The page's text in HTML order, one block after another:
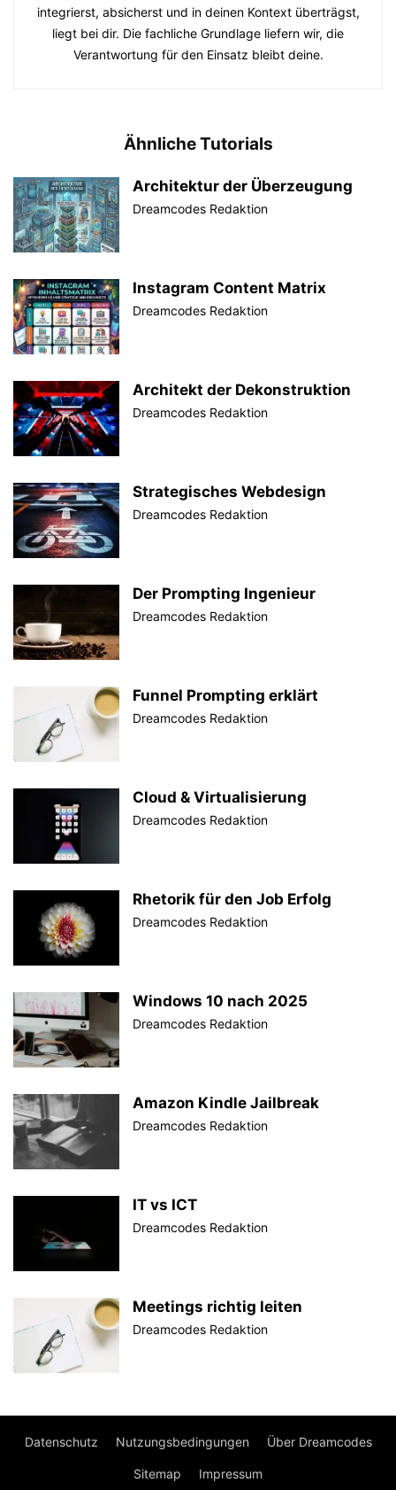
integrierst, absicherst und in deinen Kontext überträgst,
liegt bei dir. Die fachliche Grundlage liefern wir, die
Verantwortung für den Einsatz bleibt deine.
Ähnliche Tutorials
Architektur der Überzeugung
Dreamcodes Redaktion
Instagram Content Matrix
Dreamcodes Redaktion
Architekt der Dekonstruktion
Dreamcodes Redaktion
Strategisches Webdesign
Dreamcodes Redaktion
Der Prompting Ingenieur
Dreamcodes Redaktion
Funnel Prompting erklärt
Dreamcodes Redaktion
Cloud & Virtualisierung
Dreamcodes Redaktion
Rhetorik für den Job Erfolg
Dreamcodes Redaktion
Windows 10 nach 2025
Dreamcodes Redaktion
Amazon Kindle Jailbreak
Dreamcodes Redaktion
IT vs ICT
Dreamcodes Redaktion
Meetings richtig leiten
Dreamcodes Redaktion
Datenschutz Nutzungsbedingungen Über Dreamcodes
Sitemap Impressum